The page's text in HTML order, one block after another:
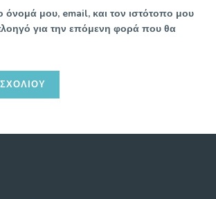
όνομά μου, email, και τον ιστότοπο μου
για την επόμενη φορά που θα